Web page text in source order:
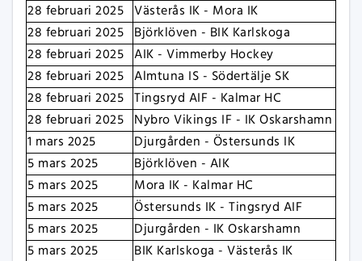
28 februari 2025 Västerås IK - Mora IK
28 februari 2025
Björklöven - BIK Karlskoga
28 februari 2025 AIK - Vimmerby Hockey
28 februari 2025 Almtuna IS - Södertälje SK
28 februari 2025 Tingsryd AIF - Kalmar HC
28 februari 2025
Nybro Vikings IF - IK Oskarshamn
1 mars 2025
Djurgården - Östersunds IK
5 mars 2025
Björklöven - AIK
5 mars 2025
Mora IK - Kalmar HC
5 mars 2025
Östersunds IK - Tingsryd AIF
5 mars 2025
Djurgården - IK Oskarshamn
5 mars 2025
BIK Karlskoga - Västerås IK